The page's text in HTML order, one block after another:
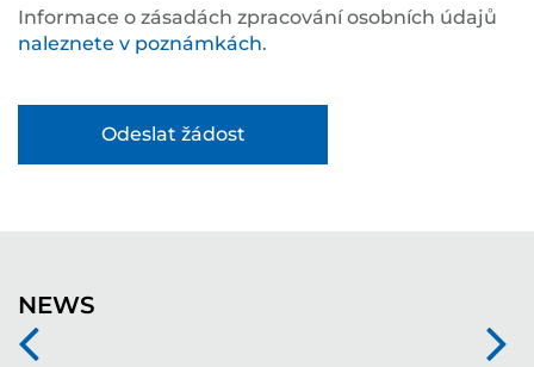
Informace o zásadách zpracování osobních údajů
naleznete v poznámkách.
NEWS